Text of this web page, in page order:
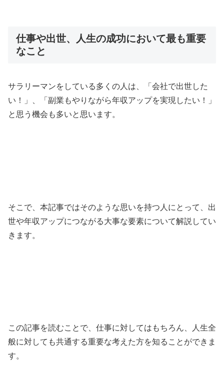
仕事や出世、人生の成功において最も重要
なこと
サラリーマンをしている多くの人は、「会社で出世した
い！」、「副業もやりながら年収アップを実現したい！」
と思う機会も多いと思います。
そこで、本記事ではそのような思いを持つ人にとって、出
世や年収アップにつながる大事な要素について解説してい
きます。
この記事を読むことで、仕事に対してはもちろん、人生全
般に対しても共通する重要な考えた方を知ることができま
す。